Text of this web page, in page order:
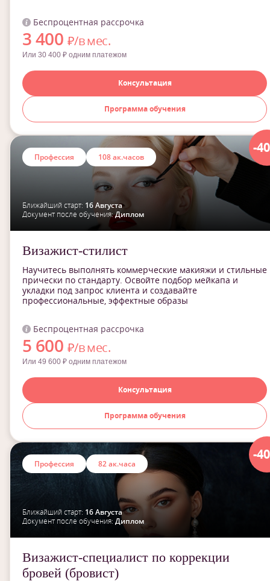
Беспроцентная рассрочка
3 400 ₽/в мес.
Или 30 400 ₽ одним платежом
Консультация
Программа обучения
-
Профессия 108 ак.часов
Ближайший старт: 16 Августа
Документ после обучения:Диплом
Визажист-стилист
Научитесь выполнять коммерческие макияжи и стильные
прически по стандарту. Освойте подбор мейкапа и
укладки под запрос клиента и создавайте
профессиональные, эффектные образы
Беспроцентная рассрочка
5 600 ₽/в мес.
Или 49 600 ₽ одним платежом
Консультация
Программа обучения
-
Профессия 82 ак.часа
Ближайший старт: 16 Августа
Документ после обучения: Диплом
Визажист-специалист по коррекции
бровей (бровист)